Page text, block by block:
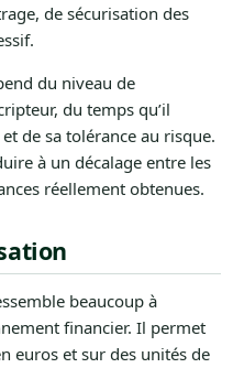
de sécurisation des
du niveau de
du temps qu’il
de sa tolérance au risque.
à un décalage entre les
réellement obtenues.
beaucoup à
financier. Il permet
euros et sur des unités de